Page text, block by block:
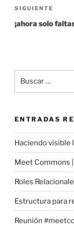
Siguiente
entrada
SIGUIENTE
¡ahora solo
por:
ENTRADAS
Haciendo visible
Meet Commons
Roles
Estructura para
Reunión